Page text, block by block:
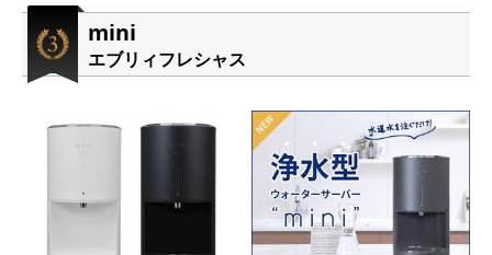
mini
エブリィフレシャス